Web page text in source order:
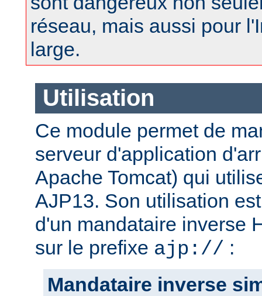
réseau, mais aussi pour
large.
Utilisation
Ce module permet de
serveur d'application
Apache Tomcat) qui
AJP13. Son utilisation
d'un mandataire inverse
sur le prefixe ajp:// :
Mandataire inverse